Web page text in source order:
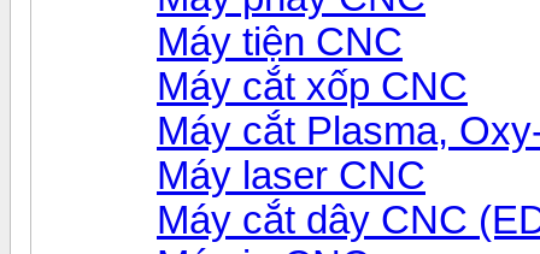
Máy tiện CNC
Máy cắt xốp CNC
Máy cắt Plasma,
Máy laser CNC
Máy cắt dây CNC